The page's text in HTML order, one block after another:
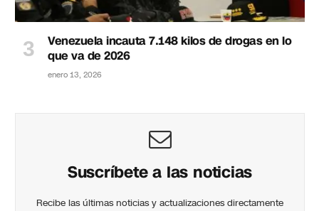
Venezuela incauta 7.148 kilos de drogas en lo
que va de 2026
enero 13, 2026
Suscríbete a las noticias
Recibe las últimas noticias y actualizaciones directamente